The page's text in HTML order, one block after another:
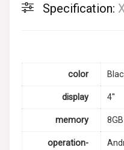
Specification:
color
display 4''
memory 8GB
operation-